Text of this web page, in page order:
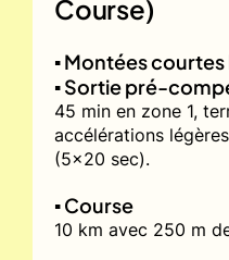
Course)
▪️ Montées
▪️ Sortie pré-
45 min en zone 1,
accélérations
(5x20 sec).
▪️ Course
10 km avec 250 m